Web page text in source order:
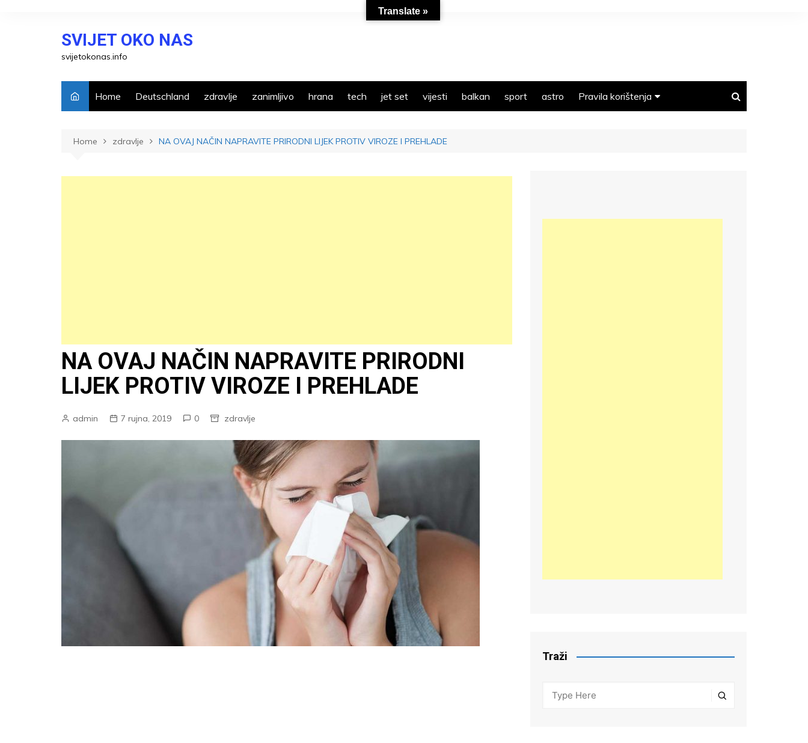
SVIJET OKO NAS
svijetokonas.info
Home Deutschland zdravlje zanimljivo hrana tech jet set vijesti balkan sport astro Pravila korištenja
Home zdravlje NA OVAJ NAČIN NAPRAVITE PRIRODNI LIJEK PROTIV VIROZE I PREHLADE
NA OVAJ NAČIN NAPRAVITE PRIRODNI
LIJEK PROTIV VIROZE I PREHLADE
admin 7 rujna, 2019 0 zdravlje
Traži
Translate »